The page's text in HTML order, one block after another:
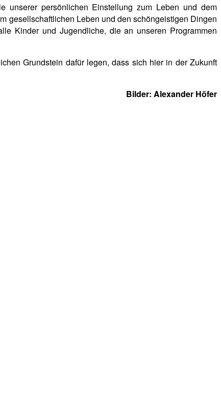
persönlichen Einstellung zum Leben und dem
gesellschaftlichen Leben und den schöngeistigen Dingen
Kinder und Jugendliche, die an unseren Programmen
Grundstein dafür legen, dass sich hier in der Zukunft
Bilder: Alexander Höfer